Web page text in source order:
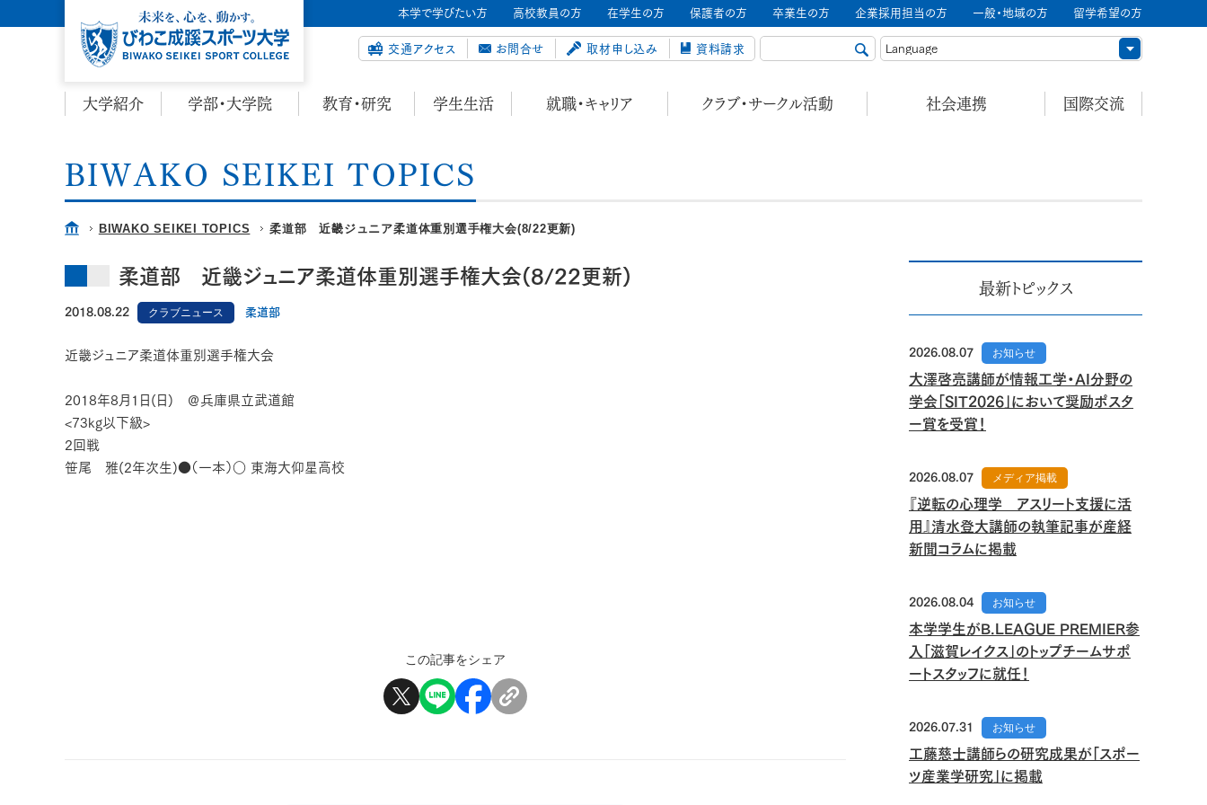
本学で学びたい方 高校教員の方 在学生の方 保護者の方 卒業生の方 企業採用担当の方 一般・地域の方 留学希望の方
大学紹介 学部・大学院 教育・研究 学生生活 就職・キャリア クラブ・サークル活動 社会連携 国際交流
交通アクセス お問合せ 取材申し込み 資料請求
BIWAKO SEIKEI TOPICS
BIWAKO SEIKEI TOPICS 柔道部 近畿ジュニア柔道体重別選手権大会(8/22更新)
柔道部 近畿ジュニア柔道体重別選手権大会(8/22更新)
2018.08.22 クラブニュース 柔道部
近畿ジュニア柔道体重別選手権大会
2018年8月1日(日) ＠兵庫県立武道館
<73kg以下級>
2回戦
笹尾 雅(2年次生)●（一本）○ 東海大仰星高校
この記事をシェア
最新トピックス
2026.08.07 お知らせ
大澤啓亮講師が情報工学・AI分野の
学会「SIT2026」において奨励ポスタ
ー賞を受賞！
2026.08.07 メディア掲載
『逆転の心理学 アスリート支援に活
用』清水登大講師の執筆記事が産経
新聞コラムに掲載
2026.08.04 お知らせ
本学学生がB.LEAGUE PREMIER参
入「滋賀レイクス」のトップチームサポ
ートスタッフに就任！
2026.07.31 お知らせ
工藤慈士講師らの研究成果が「スポー
ツ産業学研究」に掲載